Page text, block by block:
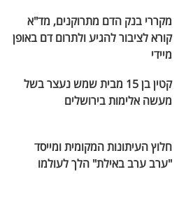
מקררי בנק הדם מתרוקנים, מד"א
קורא לציבור להגיע ולתרום דם באופן
מיידי
קטין בן 15 מבית שמש נעצר בשל
מעשה אלימות בירושלים
חלוץ העיתונות המקומית ומייסד
"ערב ערב באילת" הלך לעולמו